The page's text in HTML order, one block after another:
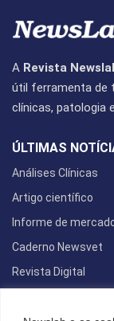
A Revista
útil ferramenta de
clínicas, patologia
ÚLTIMAS
Análises Clínicas
Artigo científico
Informe de
Caderno Newsvet
Revista Digital